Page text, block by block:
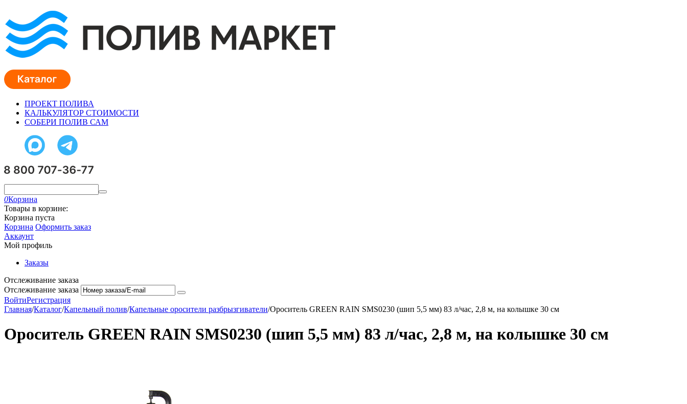
ПРОЕКТ ПОЛИВА
КАЛЬКУЛЯТОР СТОИМОСТИ
СОБЕРИ ПОЛИВ САМ
0Корзина
Товары в корзине:
Корзина пуста
Корзина Оформить заказ
Аккаунт
Мой профиль
Заказы
Отслеживание заказа
Отслеживание заказа
ВойтиРегистрация
Главная/Каталог/Капельный полив/Капельные оросители разбрызгиватели/Ороситель GREEN RAIN SMS0230 (шип 5,5 мм) 83 л/час, 2,8 м, на колышке 30 см
Ороситель GREEN RAIN SMS0230 (шип 5,5 мм) 83 л/час, 2,8 м, на колышке 30 см